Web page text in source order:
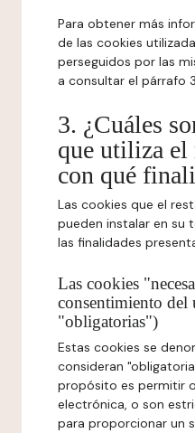
Para obtener más
de las cookies
perseguidos por las
a consultar el párrafo
3. ¿Cuáles
que utiliza el
con qué
Las cookies que el
pueden instalar en su
las finalidades
Las cookies
consentimiento del
"obligatorias")
Estas cookies se
consideran
propósito es permitir
electrónica, o son
para proporcionar un